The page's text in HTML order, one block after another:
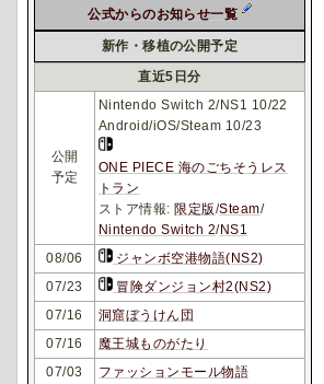
公式からのお知らせ一覧
新作・移植の公開予定
直近5日分
公開
予定
Nintendo Switch 2/NS1 10/22
Android/iOS/Steam 10/23
ONE PIECE 海のごちそうレス
トラン
ストア情報: 限定版/Steam/
Nintendo Switch 2/NS1
08/06
ジャンボ空港物語(NS2)
07/23
冒険ダンジョン村2(NS2)
07/16
洞窟ぼうけん団
07/16
魔王城ものがたり
07/03
ファッションモール物語